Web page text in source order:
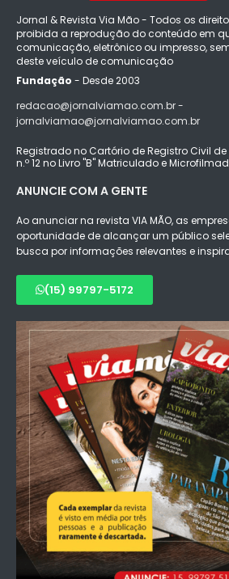
Jornal & Revista Via Mão - Todos os
proibida a reprodução do conteúdo em
comunicação, eletrônico ou impresso,
deste veículo de comunicação
Fundação - Desde 2003
redacao@jornalviamao.com.br -
jornalviamao@jornalviamao.com.br
Registrado no Cartório de Registro Civil
n.º 12 no Livro "B" Matriculado e
ANUNCIE COM A GENTE
Ao anunciar na revista VIA MÃO, as
oportunidade de alcançar um público
busca por informações relevantes e
(15) 99797-5172